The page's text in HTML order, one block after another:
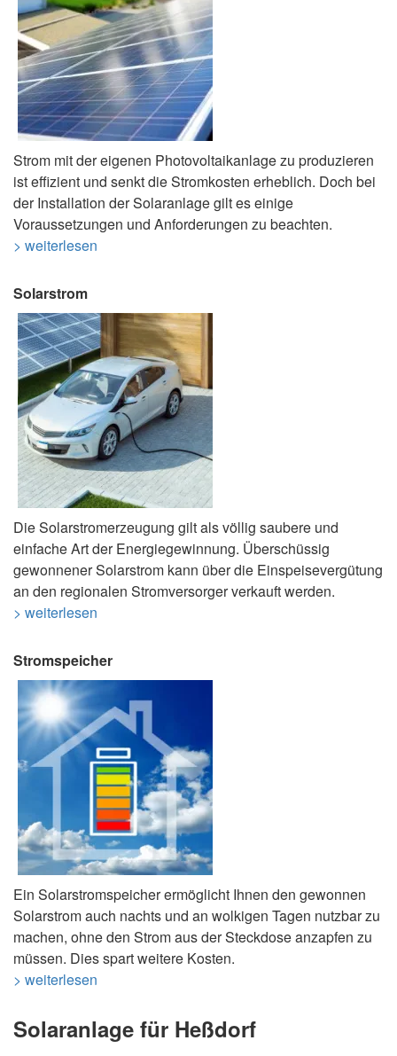
Strom mit der eigenen Photovoltaikanlage zu produzieren
ist effizient und senkt die Stromkosten erheblich. Doch bei
der Installation der Solaranlage gilt es einige
Voraussetzungen und Anforderungen zu beachten.
> weiterlesen
Solarstrom
Die Solarstromerzeugung gilt als völlig saubere und
einfache Art der Energiegewinnung. Überschüssig
gewonnener Solarstrom kann über die Einspeisevergütung
an den regionalen Stromversorger verkauft werden.
> weiterlesen
Stromspeicher
Ein Solarstromspeicher ermöglicht Ihnen den gewonnen
Solarstrom auch nachts und an wolkigen Tagen nutzbar zu
machen, ohne den Strom aus der Steckdose anzapfen zu
müssen. Dies spart weitere Kosten.
> weiterlesen
Solaranlage für Heßdorf